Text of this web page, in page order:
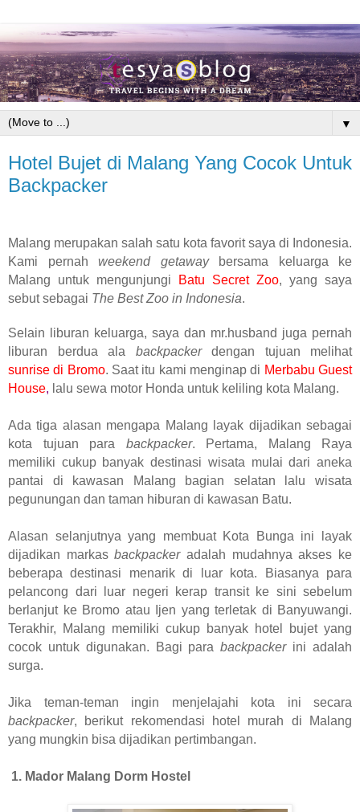
▼
Hotel Bujet di Malang Yang Cocok Untuk
Backpacker
Malang merupakan salah satu kota favorit saya di Indonesia.
Kami pernah weekend getawaybersama keluarga ke
Malang untuk mengunjungi
Batu Secret Zoo, yang saya
sebut sebagai The Best Zoo in Indonesia.
Selain liburan keluarga, saya dan mr.husband juga pernah
liburan berdua ala backpackerdengan tujuan melihat
sunrise di Bromo. Saat itu kami menginap di Merbabu Guest
House, lalu sewa motor Honda untuk keliling kota Malang.
Ada tiga alasan mengapa Malang layak dijadikan sebagai
kota tujuan para backpacker. Pertama, Malang Raya
memiliki cukup banyak destinasi wisata mulai dari aneka
pantai di kawasan Malang bagian selatan lalu wisata
pegunungan dan taman hiburan di kawasan Batu.
Alasan selanjutnya yang membuat Kota Bunga ini layak
dijadikan markasbackpackeradalah mudahnya akses ke
beberapa destinasi menarik di luar kota. Biasanya para
pelancong dari luar negeri kerap transit ke sini sebelum
berlanjut ke Bromo atau Ijen yang terletak di Banyuwangi.
Terakhir, Malang memiliki cukup banyak hotel bujet yang
cocok untuk digunakan. Bagi parabackpackerini adalah
surga.
Jika teman-teman ingin menjelajahi kota ini secara
backpacker, berikut rekomendasi hotel murah di Malang
yang mungkin bisa dijadikan pertimbangan.
1. Mador Malang Dorm Hostel